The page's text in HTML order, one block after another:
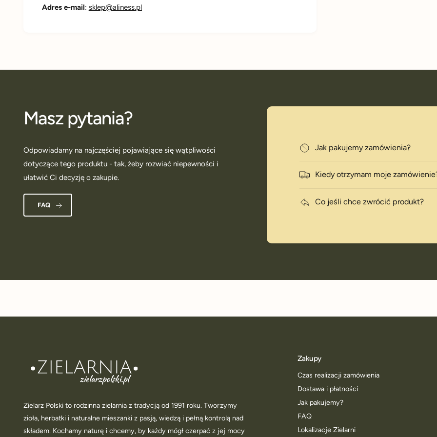
Adres e-mail: sklep@aliness.pl
Masz pytania?
Odpowiadamy na najczęściej pojawiające się wątpliwości
dotyczące tego produktu - tak, żeby rozwiać niepewności i
ułatwić Ci decyzję o zakupie.
FAQ
Jak pakujemy zamówienia?
Kiedy otrzymam moje
Co jeśli chce zwrócić produkt?
Zielarz Polski to rodzinna zielarnia z tradycją od 1991 roku. Tworzymy
zioła, herbatki i naturalne mieszanki z pasją, wiedzą i pełną kontrolą nad
składem. Kochamy naturę i chcemy, by każdy mógł czerpać z jej mocy
Zakupy
Czas realizacji zamówienia
Dostawa i płatności
Jak pakujemy?
FAQ
Lokalizacje Zielarni